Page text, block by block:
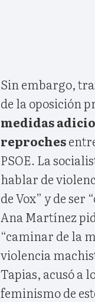
Sin embargo,
de la oposición
medidas
reproches
PSOE. La
hablar de
de Vox” y de
Ana Martínez
“caminar de la
violencia
Tapias, acusó a
feminismo de